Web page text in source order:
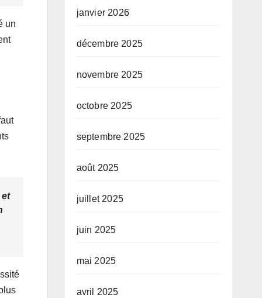
un
et
Mulumba
janvier 2026
décembre 2025
novembre 2025
octobre 2025
septembre 2025
août 2025
juillet 2025
juin 2025
mai 2025
avril 2025